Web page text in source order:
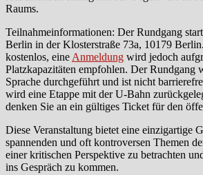
Raums.
Teilnahmeinformationen: Der Rundgang
Berlin in der Klosterstraße 73a, 10179
kostenlos, eine Anmeldung wird jedoch
Platzkapazitäten empfohlen. Der Rundgang
Sprache durchgeführt und ist nicht
wird eine Etappe mit der U-Bahn
denken Sie an ein gültiges Ticket für den
Diese Veranstaltung bietet eine einzigartige
spannenden und oft kontroversen Themen
einer kritischen Perspektive zu betrachten
ins Gespräch zu kommen.